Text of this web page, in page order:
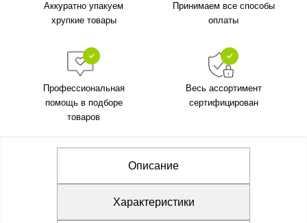
Аккуратно упакуем
хрупкие товары
Принимаем все способы
оплаты
Профессиональная
помощь в подборе
товаров
Весь ассортимент
сертифицирован
Описание
Характеристики